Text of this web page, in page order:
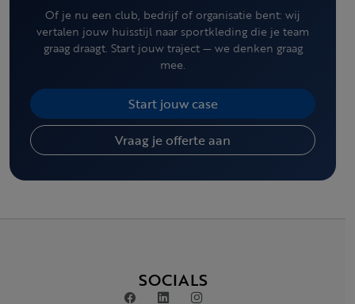
Of je nu een club, bedrijf of organisatie bent: wij
vertalen jouw huisstijl naar sportkleding die je team
graag draagt. Start jouw traject — we denken graag
mee.
Start jouw case
Vraag je offerte aan
SOCIALS